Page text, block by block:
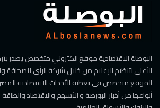
البوصلة الاقتصادية موقع الكتروني متخصص يصدر
الأعلي لتنظيم الإعلام من خلال شركة الرأي للصحافة
الموقع متخصص في تغطية الأحداث الاقتصادية
أنواعها من أخبار البورصة و الأسهم والاقتصاد والطاقة